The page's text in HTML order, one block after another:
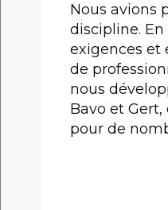
Nous avions
discipline.
exigences et
de
nous
Bavo et
pour de